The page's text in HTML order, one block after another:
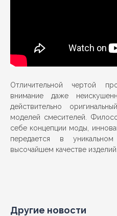
Отличительной чертой
внимание даже
действительно
моделей смесителей.
себе концепции моды,
передается в
высочайшем качестве изделий.
Другие новости